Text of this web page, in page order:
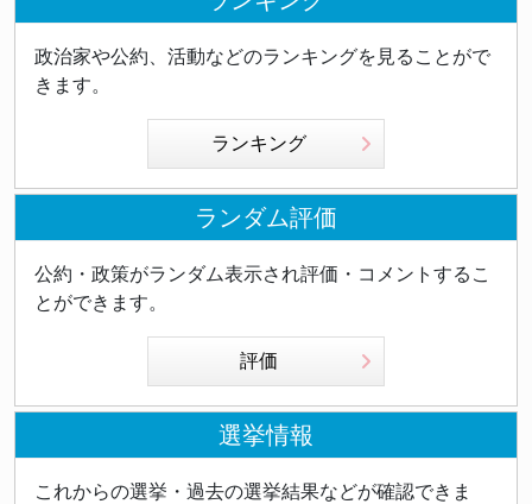
政治家や公約、活動などのランキングを見ることがで
きます。
ランキング
ランダム評価
公約・政策がランダム表示され評価・コメントするこ
とができます。
評価
選挙情報
これからの選挙・過去の選挙結果などが確認できま